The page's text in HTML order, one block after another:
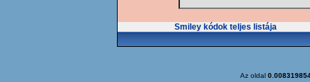
Smiley kódok teljes listája
Az oldal